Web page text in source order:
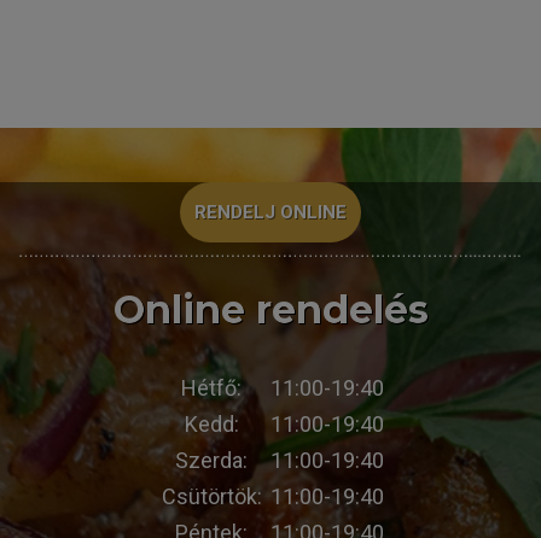
RENDELJ ONLINE
Online rendelés
Hétfő:
11:00-19:40
Kedd:
11:00-19:40
Szerda:
11:00-19:40
Csütörtök: 11:00-19:40
Péntek:
11:00-19:40